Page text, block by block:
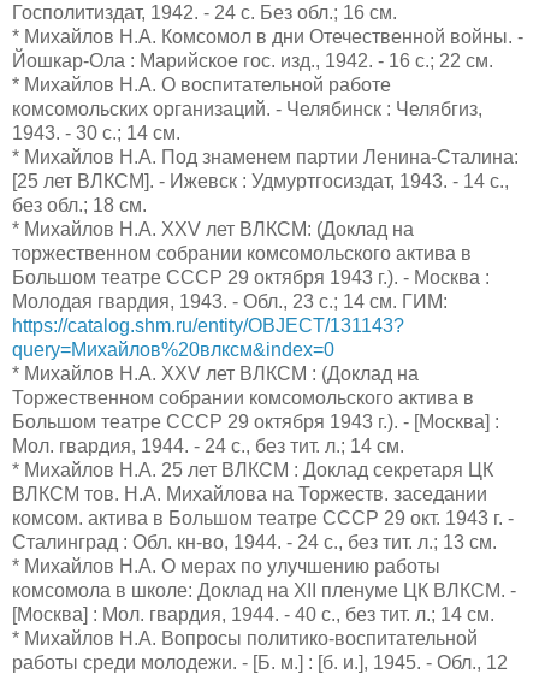
Госполитиздат, 1942. - 24 с. Без обл.; 16 см.
* Михайлов Н.А. Комсомол в дни Отечественной войны. -
Йошкар-Ола : Марийское гос. изд., 1942. - 16 с.; 22 см.
* Михайлов Н.А. О воспитательной работе
комсомольских организаций. - Челябинск : Челябгиз,
1943. - 30 с.; 14 см.
* Михайлов Н.А. Под знаменем партии Ленина-Сталина:
[25 лет ВЛКСМ]. - Ижевск : Удмуртгосиздат, 1943. - 14 с.,
без обл.; 18 см.
* Михайлов Н.А. XXV лет ВЛКСМ: (Доклад на
торжественном собрании комсомольского актива в
Большом театре СССР 29 октября 1943 г.). - Москва :
Молодая гвардия, 1943. - Обл., 23 с.; 14 см. ГИМ:
https://catalog.shm.ru/entity/OBJECT/131143?
query=Михайлов%20влксм&index=0
* Михайлов Н.А. XXV лет ВЛКСМ : (Доклад на
Торжественном собрании комсомольского актива в
Большом театре СССР 29 октября 1943 г.). - [Москва] :
Мол. гвардия, 1944. - 24 с., без тит. л.; 14 см.
* Михайлов Н.А. 25 лет ВЛКСМ : Доклад секретаря ЦК
ВЛКСМ тов. Н.А. Михайлова на Торжеств. заседании
комсом. актива в Большом театре СССР 29 окт. 1943 г. -
Сталинград : Обл. кн-во, 1944. - 24 с., без тит. л.; 13 см.
* Михайлов Н.А. О мерах по улучшению работы
комсомола в школе: Доклад на XII пленуме ЦК ВЛКСМ. -
[Москва] : Мол. гвардия, 1944. - 40 с., без тит. л.; 14 см.
* Михайлов Н.А. Вопросы политико-воспитательной
работы среди молодежи. - [Б. м.] : [б. и.], 1945. - Обл., 12